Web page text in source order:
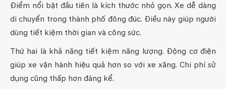
Điểm nổi bật đầu tiên là kích thước nhỏ gọn. Xe dễ dàng
di chuyển trong thành phố đông đúc. Điều này giúp người
dùng tiết kiệm thời gian và công sức.
Thứ hai là khả năng tiết kiệm năng lượng. Động cơ điện
giúp xe vận hành hiệu quả hơn so với xe xăng. Chi phí sử
dụng cũng thấp hơn đáng kể.